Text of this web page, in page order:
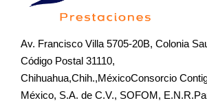
Av. Francisco Villa 5705-20B, Colonia
Código Postal 31110,
Chihuahua,Chih.,MéxicoConsorcio
México, S.A. de C.V., SOFOM,